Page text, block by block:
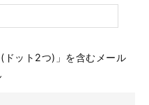
ット2つ)」を含むメール